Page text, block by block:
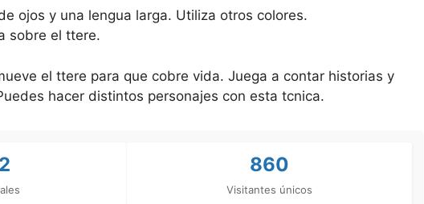
ojos y una lengua larga. Utiliza otros colores.
sobre el ttere.
el ttere para que cobre vida. Juega a contar historias y
hacer distintos personajes con esta tcnica.
860
Visitantes únicos